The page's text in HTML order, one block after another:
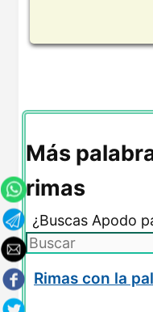
Más
rimas
¿Buscas Apodo
Rimas con la